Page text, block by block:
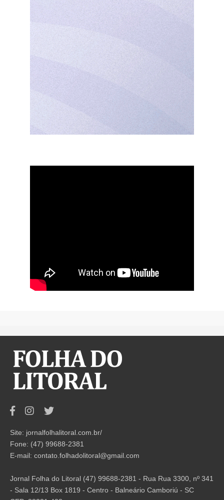
Site: jornalfolhalitoral.com.br/
Fone: (47) 99688-2381
E-mail: contato.folhadolitoral@gmail.com
Jornal Folha do Litoral (47) 99688-2381 - Rua Rua 3300, nº 341
- Sala 12/13 Box 1819 - Centro - Balneário Camboriú - SC